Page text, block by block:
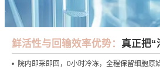
鲜活性与回输效率优势： 真正把“
• 院内即采即回，0小时冷冻，全程保留细胞原